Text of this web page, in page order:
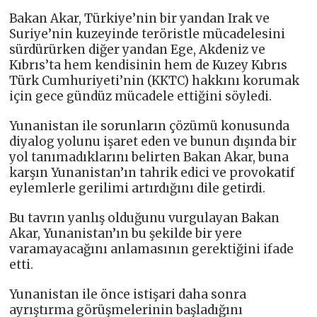
Bakan Akar, Türkiye’nin bir yandan Irak ve
Suriye’nin kuzeyinde teröristle mücadelesini
sürdürürken diğer yandan Ege, Akdeniz ve
Kıbrıs’ta hem kendisinin hem de Kuzey Kıbrıs
Türk Cumhuriyeti’nin (KKTC) hakkını korumak
için gece gündüz mücadele ettiğini söyledi.
Yunanistan ile sorunların çözümü konusunda
diyalog yolunu işaret eden ve bunun dışında bir
yol tanımadıklarını belirten Bakan Akar, buna
karşın Yunanistan’ın tahrik edici ve provokatif
eylemlerle gerilimi artırdığını dile getirdi.
Bu tavrın yanlış olduğunu vurgulayan Bakan
Akar, Yunanistan’ın bu şekilde bir yere
varamayacağını anlamasının gerektiğini ifade
etti.
Yunanistan ile önce istişari daha sonra
ayrıştırma görüşmelerinin başladığını